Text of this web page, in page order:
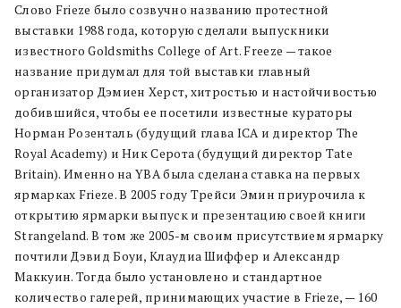
Слово Frieze было созвучно названию протестной
выставки 1988 года, которую сделали выпускники
известного Goldsmiths College of Art. Freeze — такое
название придумал для той выставки главный
организатор Дэмиен Херст, хитростью и настойчивостью
добившийся, чтобы ее посетили известные кураторы
Норман Розенталь (будущий глава ICA и директор The
Royal Academy) и Ник Серота (будущий директор Tate
Britain). Именно на YBA была сделана ставка на первых
ярмарках Frieze. В 2005 году Трейси Эмин приурочила к
открытию ярмарки выпуск и презентацию своей книги
Strangeland. В том же 2005-м своим присутствием ярмарку
почтили Дэвид Боуи, Клаудиа Шиффер и Александр
Маккуин. Тогда было установлено и стандартное
количество галерей, принимающих участие в Frieze, — 160